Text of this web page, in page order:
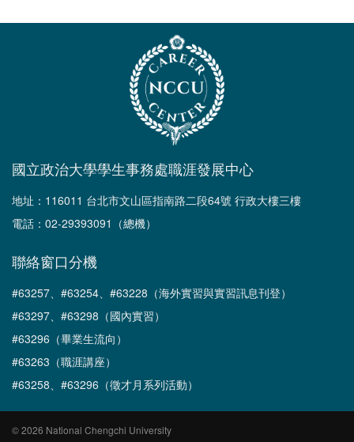
國立政治大學學生事務處職涯發展中心
地址：116011 台北市文山區指南路二段64號 行政大樓三樓
電話：02-29393091（總機）
聯絡窗口分機
#63257、#63254、#63228（海外實習與實習訊息刊登）
#63297、#63298（國內實習）
#63296（畢業生流向）
#63263（職涯講座）
#63258、#63296（徵才月系列活動）
© 2026 National Chengchi University